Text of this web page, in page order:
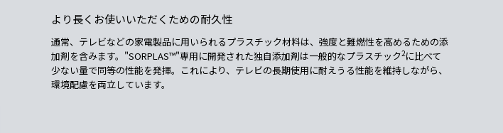
より長くお使いいただくための耐久性
通常、テレビなどの家電製品に用いられるプラスチック材料は、強度と難燃性を高めるための添
加剤を含みます。"SORPLAS™"専用に開発された独自添加剤は一般的なプラスチック2に比べて
少ない量で同等の性能を発揮。これにより、テレビの長期使用に耐えうる性能を維持しながら、
環境配慮を両立しています。